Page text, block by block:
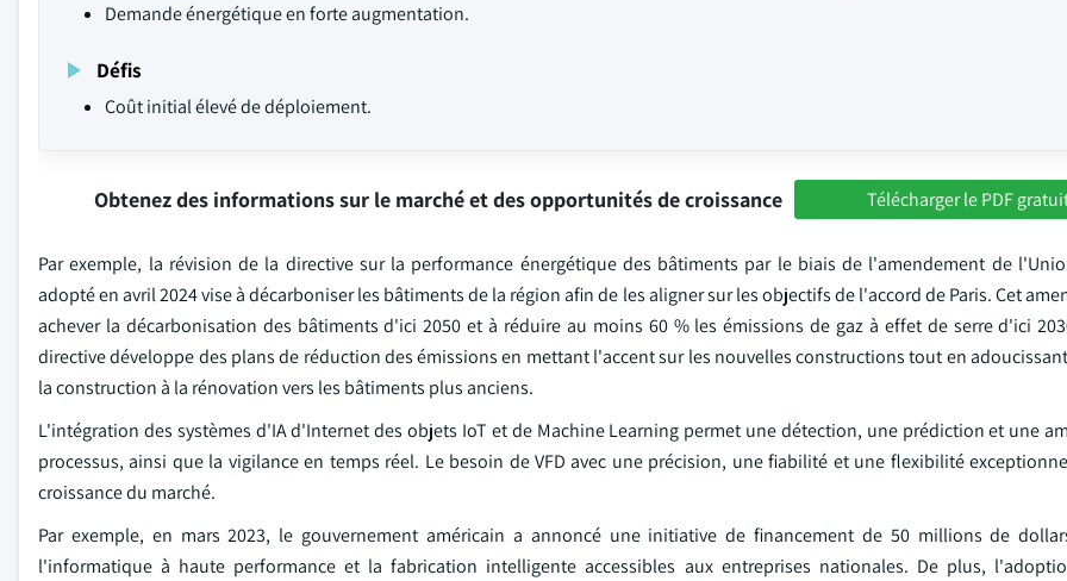
Demande énergétique en forte augmentation.
Défis
Coût initial élevé de déploiement.
Obtenez des informations sur le marché et des opportunités de croissance Télécharger le PDF
Par exemple, la révision de la directive sur la performance énergétique des bâtiments par le biais de l'amendement de
adopté en avril 2024 vise à décarboniser les bâtiments de la région afin de les aligner sur les objectifs de l'accord de Paris. Cet
achever la décarbonisation des bâtiments d'ici 2050 et à réduire au moins 60 % les émissions de gaz à effet de serre d'ici
directive développe des plans de réduction des émissions en mettant l'accent sur les nouvelles constructions tout en
la construction à la rénovation vers les bâtiments plus anciens.
L'intégration des systèmes d'IA d'Internet des objets IoT et de Machine Learning permet une détection, une prédiction et une
processus, ainsi que la vigilance en temps réel. Le besoin de VFD avec une précision, une fiabilité et une flexibilité
croissance du marché.
Par exemple, en mars 2023, le gouvernement américain a annoncé une initiative de financement de 50 millions de
l'informatique à haute performance et la fabrication intelligente accessibles aux entreprises nationales. De plus,